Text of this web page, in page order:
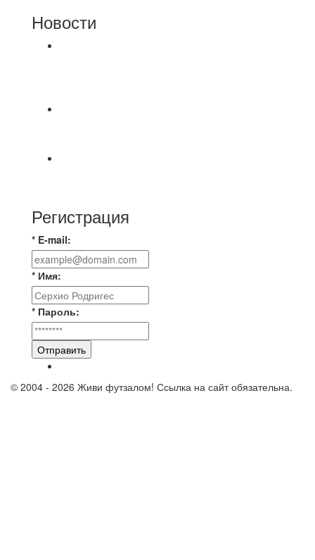
Новости
Регистрация
* E-mail:
* Имя:
* Пароль:
Отправить
© 2004 - 2026 Живи футзалом! Ссылка на сайт обязательна.